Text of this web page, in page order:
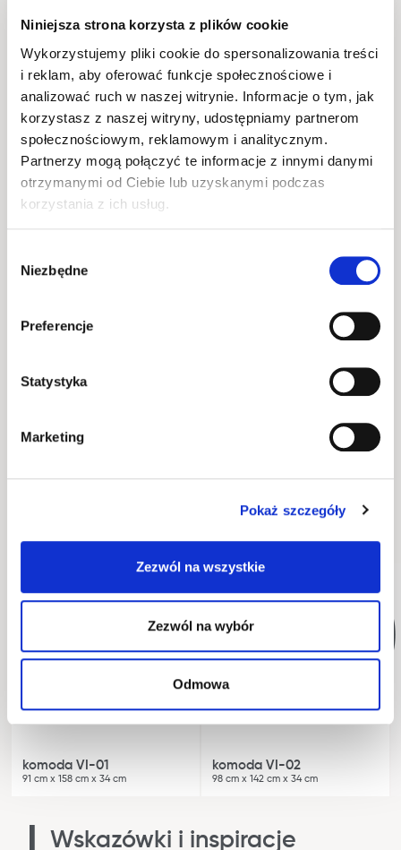
Niniejsza strona korzysta z plików cookie
Wykorzystujemy pliki cookie do spersonalizowania treści
i reklam, aby oferować funkcje społecznościowe i
analizować ruch w naszej witrynie. Informacje o tym, jak
korzystasz z naszej witryny, udostępniamy partnerom
społecznościowym, reklamowym i analitycznym.
Partnerzy mogą połączyć te informacje z innymi danymi
otrzymanymi od Ciebie lub uzyskanymi podczas
korzystania z ich usług.
zgody
Niezbędne
Preferencje
Statystyka
Marketing
Pokaż szczegóły
Zezwól na wszystkie
Zezwól na wybór
Odmowa
• Funkcjonalność – dużo miejsca na sprzęt RTV i
akcesoria.
• Solidna konstrukcja – trwałość i wytrzymałość
na lata.
• Szeroki wybór – dopasuj komodę do swojego
stylu i wnętrza.
Twój salon zasługuje na mebel, który będzie nie
praktyczności, które z pewnością spełni Twoje
komoda VI-01
91 cm x 158 cm x 34 cm
komoda VI-02
98 cm x 142 cm x 34 cm
Wskazówki i inspiracje